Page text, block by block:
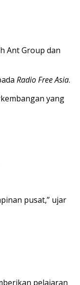
Ant Group dan
Radio Free Asia.
yang
pusat,” ujar
pelajaran